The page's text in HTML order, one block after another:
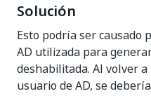
Solución
Esto podría ser causado
AD utilizada para
deshabilitada. Al volver
usuario de AD, se